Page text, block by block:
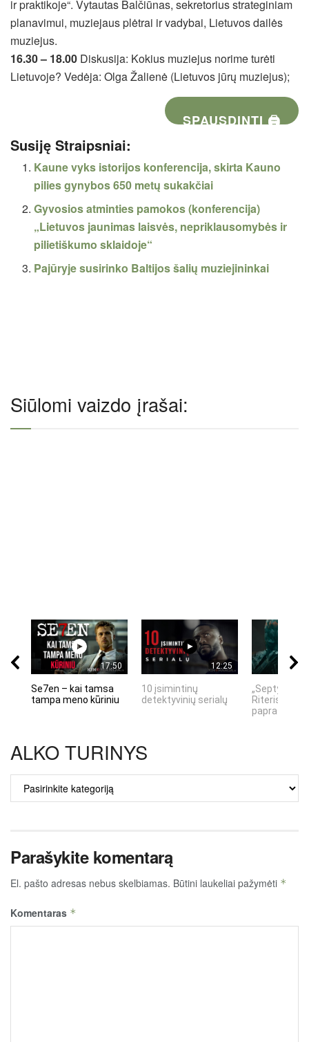
ir praktikoje“. Vytautas Balčiūnas, sekretorius strateginiam
planavimui, muziejaus plėtrai ir vadybai, Lietuvos dailės
muziejus.
16.30 – 18.00 Diskusija: Kokius muziejus norime turėti
Lietuvoje? Vedėja: Olga Žalienė (Lietuvos jūrų muziejus);
SPAUSDINTI 🖨
Susiję Straipsniai:
Kaune vyks istorijos konferencija, skirta Kauno
pilies gynybos 650 metų sukakčiai
Gyvosios atminties pamokos (konferencija)
„Lietuvos jaunimas laisvės, nepriklausomybės ir
pilietiškumo sklaidoje“
Pajūryje susirinko Baltijos šalių muziejininkai
Siūlomi vaizdo įrašai:
17:50
Se7en – kai tamsa
tampa meno kūriniu
12:25
10 įsimintinų
detektyvinių serialų
„Septynių
Riteris" – kai
ALKO TURINYS
TURINYS
Parašykite komentarą
El. pašto adresas nebus skelbiamas. Būtini laukeliai pažymėti *
Komentaras *